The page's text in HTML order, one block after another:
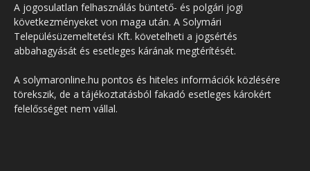
A jogosulatlan felhasználás büntető- és polgári jogi
következményeket von maga után. A Solymári
Településüzemeltetési Kft. követelheti a jogsértés
abbahagyását és esetleges kárának megtérítését.
A solymaronline.hu pontos és hiteles információk közlésére
törekszik, de a tájékoztatásból fakadó esetleges károkért
felelősséget nem vállal.